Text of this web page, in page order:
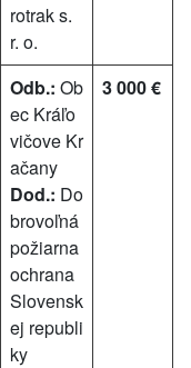
rotrak s.
r. o.
Odb.: Ob
ec Kráľo
vičove Kr
ačany
Dod.: Do
brovoľná
požiarna
ochrana
Slovensk
ej republi
ky
3 000 €